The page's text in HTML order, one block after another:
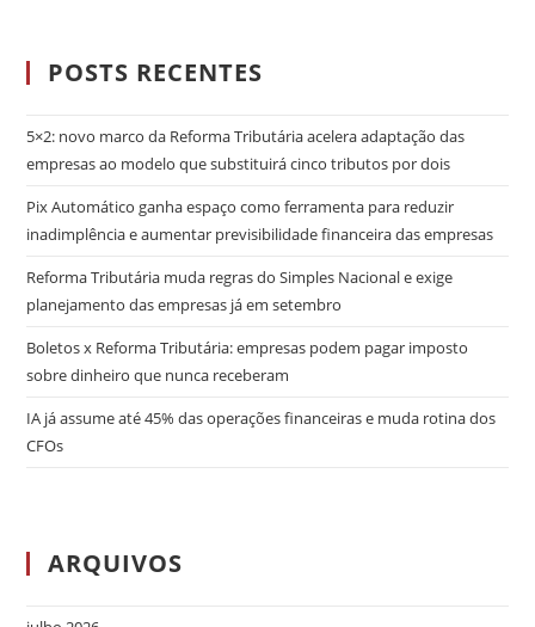
POSTS RECENTES
5×2: novo marco da Reforma Tributária acelera adaptação das
empresas ao modelo que substituirá cinco tributos por dois
Pix Automático ganha espaço como ferramenta para reduzir
inadimplência e aumentar previsibilidade financeira das empresas
Reforma Tributária muda regras do Simples Nacional e exige
planejamento das empresas já em setembro
Boletos x Reforma Tributária: empresas podem pagar imposto
sobre dinheiro que nunca receberam
IA já assume até 45% das operações financeiras e muda rotina dos
CFOs
ARQUIVOS